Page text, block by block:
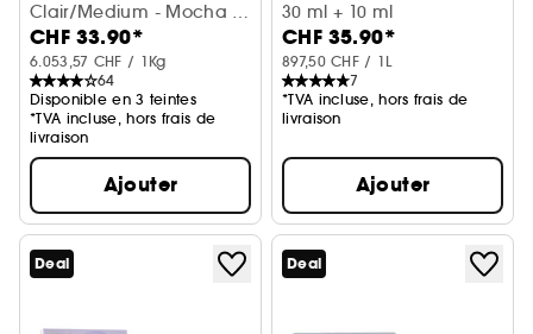
Duo Stick Contour & Enlumineur
Clair/Medium - Mocha +
I Scream (2 x 2,8 g)
CHF 33.90*
6.053,57 CHF / 1Kg
64
Disponible en 3 teintes
*TVA incluse, hors frais de
livraison
Ajouter
Coffret maquillage
30 ml + 10 ml
CHF 35.90*
897,50 CHF / 1L
7
*TVA incluse, hors frais de
livraison
Ajouter
Deal Deal